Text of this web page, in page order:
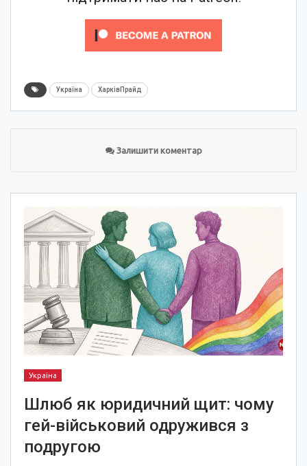
Україна ХарківПрайд
Залишити коментар
Україна
Шлюб як юридичний щит: чому
гей-військовий одружився з
подругою